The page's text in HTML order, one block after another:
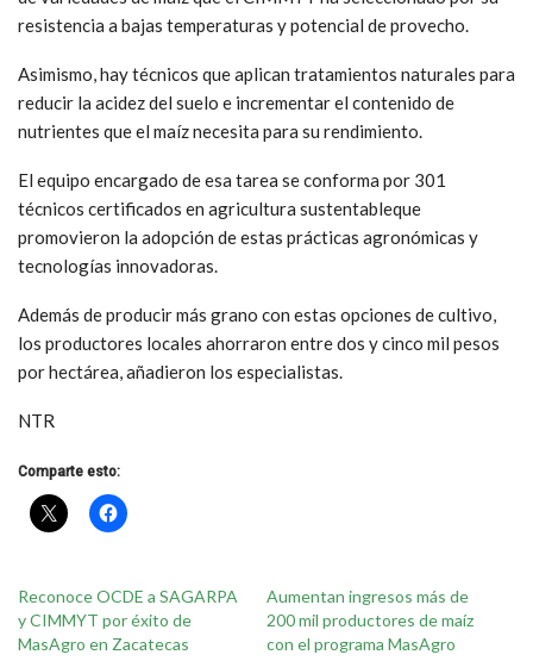
resistencia a bajas temperaturas y potencial de provecho.
Asimismo, hay técnicos que aplican tratamientos naturales para
reducir la acidez del suelo e incrementar el contenido de
nutrientes que el maíz necesita para su rendimiento.
El equipo encargado de esa tarea se conforma por 301
técnicos certificados en agricultura sustentableque
promovieron la adopción de estas prácticas agronómicas y
tecnologías innovadoras.
Además de producir más grano con estas opciones de cultivo,
los productores locales ahorraron entre dos y cinco mil pesos
por hectárea, añadieron los especialistas.
NTR
Comparte esto:
Reconoce OCDE a SAGARPA
y CIMMYT por éxito de
MasAgro en Zacatecas
Aumentan ingresos más de
200 mil productores de maíz
con el programa MasAgro